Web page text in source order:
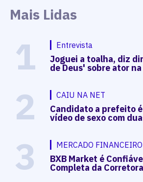
Mais Lidas
1 Entrevista
Joguei a toalha, diz
de Deus' sobre ator
2 CAIU NA NET
Candidato a prefeito
vídeo de sexo com
3 MERCADO FINANCEIRO
BXB Market é
Completa da